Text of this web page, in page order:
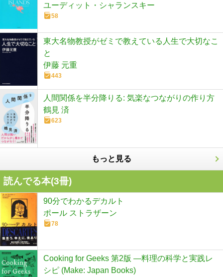
ユーディット・シャランスキー
58
東大名物教授がゼミで教えている人生で大切なこ
と
伊藤 元重
443
人間関係を半分降りる: 気楽なつながりの作り方
鶴見 済
623
もっと見る
読んでる本(3冊)
90分でわかるデカルト
ポール ストラザーン
78
Cooking for Geeks 第2版 ―料理の科学と実践レ
シピ (Make: Japan Books)